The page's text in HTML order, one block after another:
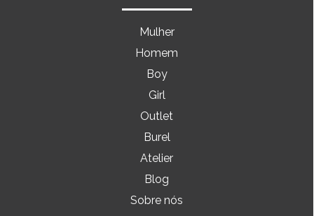
Mulher
Homem
Boy
Girl
Outlet
Burel
Atelier
Blog
Sobre nós